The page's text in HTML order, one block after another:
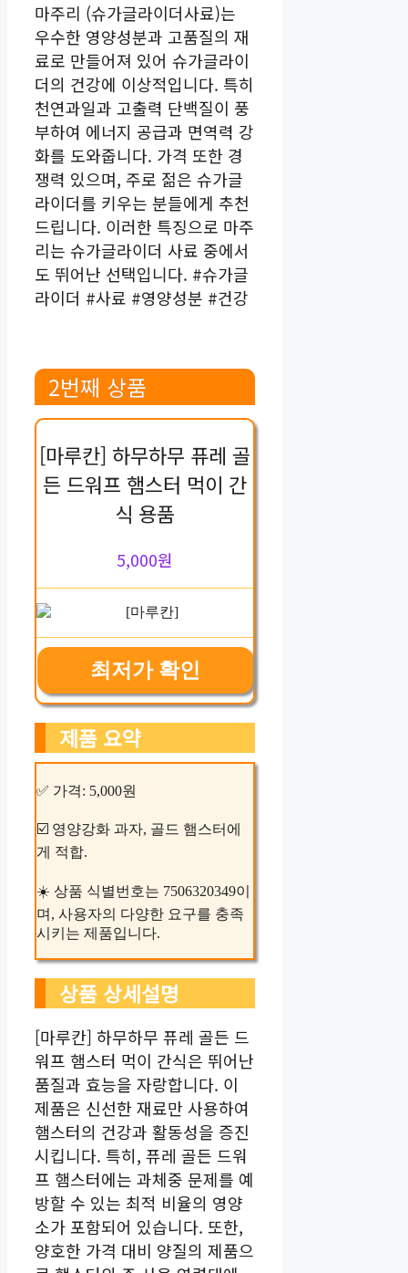
마주리 (슈가글라이더사료)는
우수한 영양성분과 고품질의 재
료로 만들어져 있어 슈가글라이
더의 건강에 이상적입니다. 특히
천연과일과 고출력 단백질이 풍
부하여 에너지 공급과 면역력 강
화를 도와줍니다. 가격 또한 경
쟁력 있으며, 주로 젊은 슈가글
라이더를 키우는 분들에게 추천
드립니다. 이러한 특징으로 마주
리는 슈가글라이더 사료 중에서
도 뛰어난 선택입니다. #슈가글
라이더 #사료 #영양성분 #건강
2번째 상품
[마루칸] 하무하무 퓨레 골
든 드워프 햄스터 먹이 간
식 용품
5,000원
최저가 확인
제품 요약
✅ 가격: 5,000원
☑️ 영양강화 과자, 골드 햄스터에
게 적합.
☀️ 상품 식별번호는 7506320349이
며, 사용자의 다양한 요구를 충족
시키는 제품입니다.
상품 상세설명
[마루칸] 하무하무 퓨레 골든 드
워프 햄스터 먹이 간식은 뛰어난
품질과 효능을 자랑합니다. 이
제품은 신선한 재료만 사용하여
햄스터의 건강과 활동성을 증진
시킵니다. 특히, 퓨레 골든 드워
프 햄스터에는 과체중 문제를 예
방할 수 있는 최적 비율의 영양
소가 포함되어 있습니다. 또한,
양호한 가격 대비 양질의 제품으